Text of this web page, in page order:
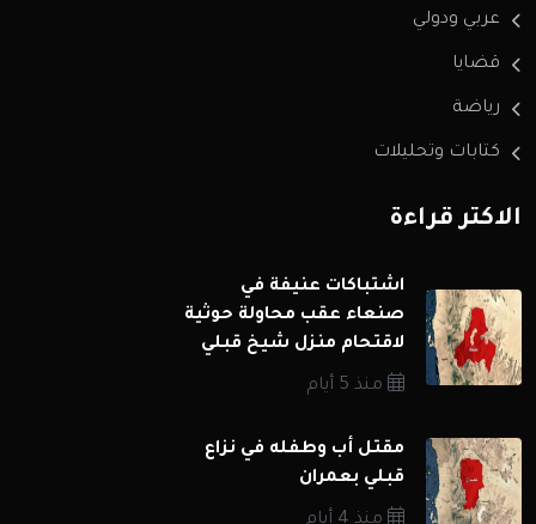
عربي ودولي
قضايا
رياضة
كتابات وتحليلات
الاكثر قراءة
اشتباكات عنيفة في
صنعاء عقب محاولة حوثية
لاقتحام منزل شيخ قبلي
منذ 5 أيام
مقتل أب وطفله في نزاع
قبلي بعمران